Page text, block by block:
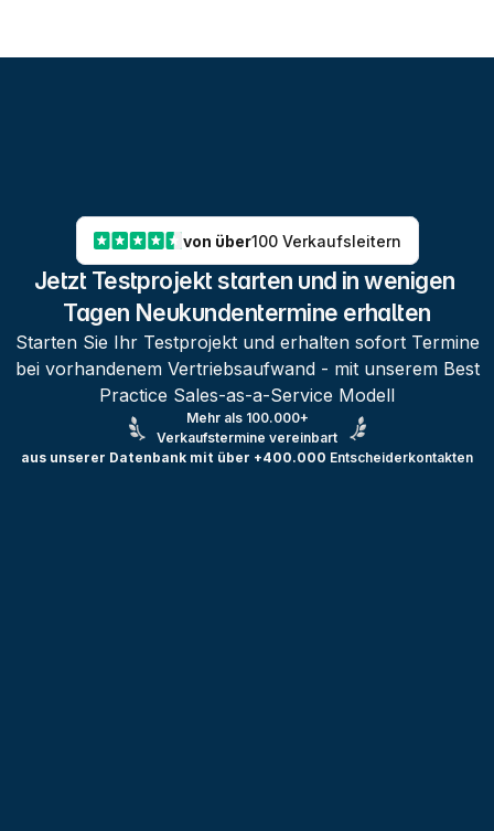
von über100 Verkaufsleitern
Jetzt Testprojekt starten und in wenigen
Tagen Neukundentermine erhalten
Starten Sie Ihr Testprojekt und erhalten sofort Termine
bei vorhandenem Vertriebsaufwand - mit unserem Best
Practice Sales-as-a-Service Modell
Mehr als 100.000+
Verkaufstermine vereinbart
aus unserer Datenbank mit über +400.000 Entscheiderkontakten